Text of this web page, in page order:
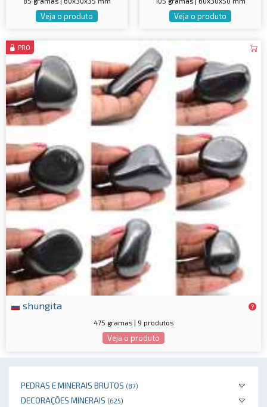
PEDRAS E MINERAIS BRUTOS (87)
DECORAÇÕES MINERAIS (625)
Veja o produto Veja o produto
PRO
shungita
475 gramas | 9 produtos
Veja o produto